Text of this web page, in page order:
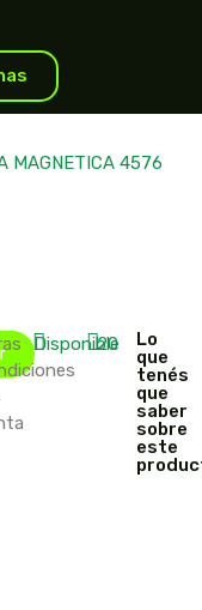
MAGNETICA 4576
Disponible
20
Lo
que
tenés
que
saber
sobre
este